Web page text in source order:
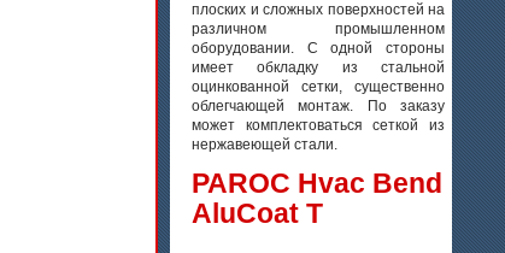
плоских и сложных поверхностей на
различном промышленном
оборудовании. С одной стороны
имеет обкладку из стальной
оцинкованной сетки, существенно
облегчающей монтаж. По заказу
может комплектоваться сеткой из
нержавеющей стали.
PAROC Hvac Bend
AluCoat T